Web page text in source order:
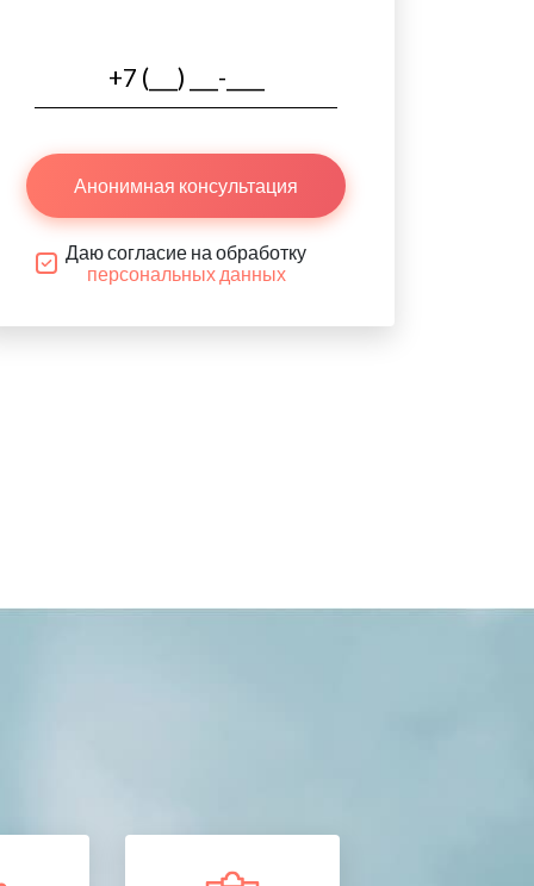
Анонимная консультация
Даю согласие на обработку
персональных данных